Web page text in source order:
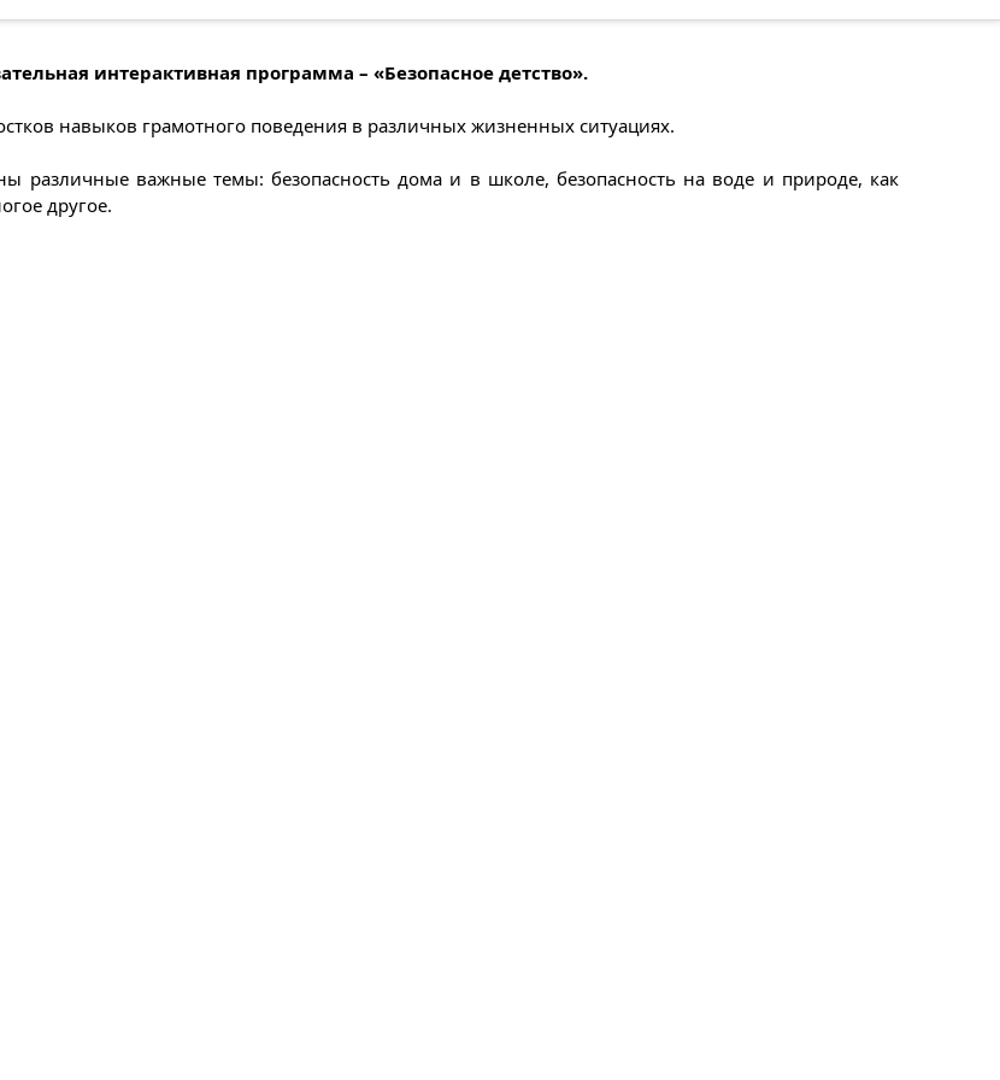
интерактивная программа – «Безопасное детство».
навыков грамотного поведения в различных жизненных ситуациях.
различные важные темы: безопасность дома и в школе, безопасность на воде и природе, как
другое.